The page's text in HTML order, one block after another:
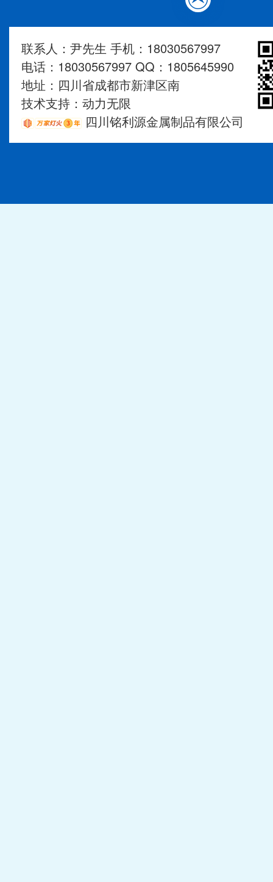
联系人：尹先生 手机：18030567997
电话：18030567997 QQ：1805645990
地址：四川省成都市新津区南
技术支持： 动力无限
四川铭利源金属制品有限公司